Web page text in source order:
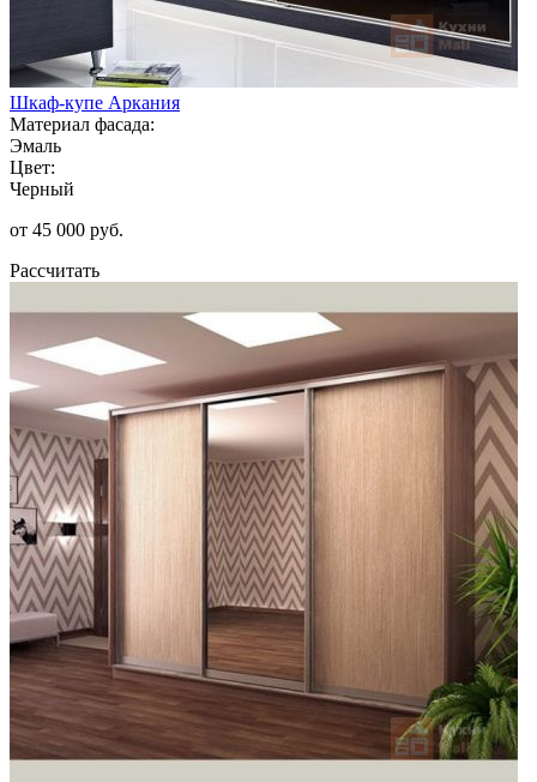
Шкаф-купе Аркания
Материал фасада:
Эмаль
Цвет:
Черный
от 45 000 руб.
Рассчитать